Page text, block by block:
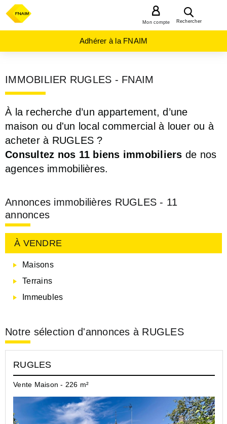
Rechercher
Mon compte
Adhérer à la FNAIM
IMMOBILIER RUGLES - FNAIM
À la recherche d’un appartement, d’une
maison ou d'un local commercial à louer ou à
acheter à RUGLES ?
Consultez nos 11 biens immobiliers de nos
agences immobilières.
Annonces immobilières RUGLES - 11
annonces
À VENDRE
Maisons
Terrains
Immeubles
Notre sélection d'annonces à RUGLES
RUGLES
Vente Maison - 226 m²